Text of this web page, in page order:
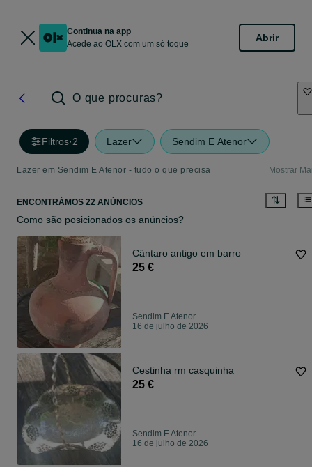
Continua na app
Acede ao OLX com um só toque
Abrir
O que procuras?
Filtros·2 Lazer Sendim E Atenor
Lazer em Sendim E Atenor - tudo o que precisa Mostrar
ENCONTRÁMOS 22 ANÚNCIOS
Como são posicionados os anúncios?
Cântaro antigo em barro
25 €
Sendim E Atenor
16 de julho de 2026
Cestinha rm casquinha
25 €
Sendim E Atenor
16 de julho de 2026